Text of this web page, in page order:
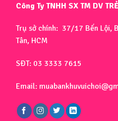
Công Ty TNHH SX TM DV
Trụ sở chính: 37/17 Bến Lội,
Tân, HCM
SĐT: 03 3333 7615
Email: